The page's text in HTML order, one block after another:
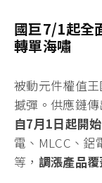
國巨7/1起全
轉單海嘯
被動元件權值
撼彈。供應鏈
自7月1日起開
電、MLCC、鋁
等， 調漲產品